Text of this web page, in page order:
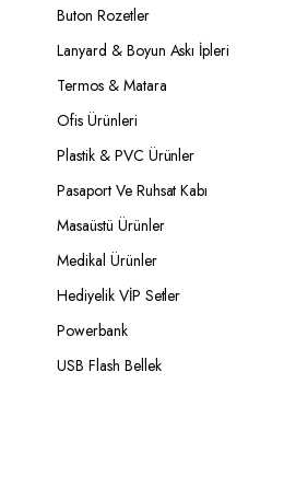
Buton Rozetler
Lanyard & Boyun Askı İpleri
Termos & Matara
Ofis Ürünleri
Plastik & PVC Ürünler
Pasaport Ve Ruhsat Kabı
Masaüstü Ürünler
Medikal Ürünler
Hediyelik VİP Setler
Powerbank
USB Flash Bellek